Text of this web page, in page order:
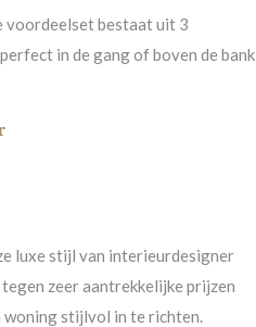
voordeelset bestaat uit 3
in de gang of boven de bank
luxe stijl van interieurdesigner
zeer aantrekkelijke prijzen
woning stijlvol in te richten.